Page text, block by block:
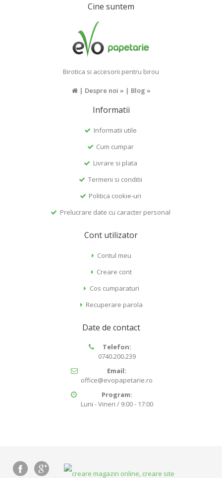
Cine suntem
Birotica si accesorii pentru birou
| Despre noi » | Blog »
Informatii
Informatii utile
Cum cumpar
Livrare si plata
Termeni si conditii
Politica cookie-uri
Prelucrare date cu caracter personal
Cont utilizator
Contul meu
Creare cont
Cos cumparaturi
Recuperare parola
Date de contact
Telefon:
0740.200.239
Email:
office@evopapetarie.ro
Program:
Luni - Vineri / 9:00 - 17:00